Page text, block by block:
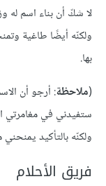
لا شكّ أن بناء اسم له
ولكنّه أيضًا طاغية
بها.
(ملاحظة: أرجو أن
ستفيدني في مغامرتي
ولكنّه بالتأكيد
فريق الأحلام